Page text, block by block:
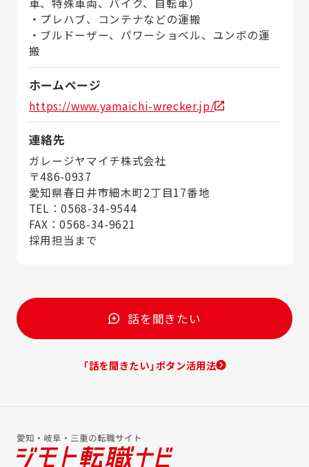
・プレハブ、コンテナなどの運搬
・ブルドーザー、パワーショベル、ユンボの運
搬
ホームページ
https://www.yamaichi-wrecker.jp/
連絡先
ガレージヤマイチ株式会社
〒486-0937
愛知県春日井市細木町2丁目17番地
TEL：0568-34-9544
FAX：0568-34-9621
採用担当まで
話を聞きたい
「話を聞きたい」ボタン活用法